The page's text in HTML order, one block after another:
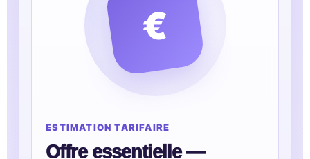
€
ESTIMATION TARIFAIRE
Offre essentielle —